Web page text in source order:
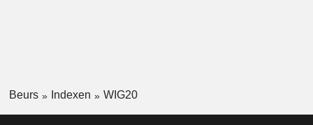
Beurs Indexen WIG20